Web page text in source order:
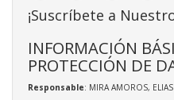
¡Suscríbete a
INFORMACIÓN
PROTECCIÓN DE
Responsable: MIRA AMOROS, ELIAS